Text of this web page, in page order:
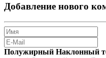
Добавление нового
Полужирный Наклонный